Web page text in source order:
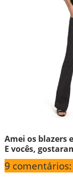
Amei os blazers
E vocês,
9 comentários: